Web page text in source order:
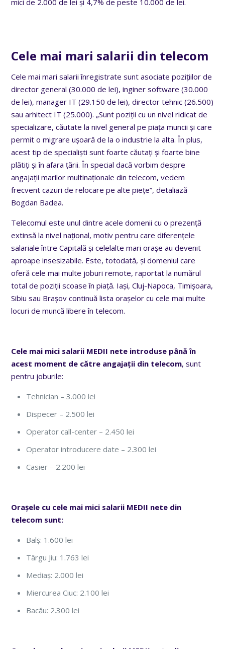
Cele mai mari salarii din telecom
Cele mai mari salarii înregistrate sunt asociate pozițiilor de
director general (30.000 de lei), inginer software (30.000
de lei), manager IT (29.150 de lei), director tehnic (26.500)
sau arhitect IT (25.000). „Sunt poziții cu un nivel ridicat de
specializare, căutate la nivel general pe piața muncii și care
permit o migrare ușoară de la o industrie la alta. În plus,
acest tip de specialiști sunt foarte căutați și foarte bine
plătiți și în afara țării. În special dacă vorbim despre
angajații marilor multinaționale din telecom, vedem
frecvent cazuri de relocare pe alte piețe”, detaliază
Bogdan Badea.
Telecomul este unul dintre acele domenii cu o prezență
extinsă la nivel național, motiv pentru care diferențele
salariale între Capitală și celelalte mari orașe au devenit
aproape insesizabile. Este, totodată, și domeniul care
oferă cele mai multe joburi remote, raportat la numărul
total de poziții scoase în piață. Iași, Cluj-Napoca, Timișoara,
Sibiu sau Brașov continuă lista orașelor cu cele mai multe
locuri de muncă libere în telecom.
Cele mai mici salarii MEDII nete introduse până în
acest moment de către angajații din telecom, sunt
pentru joburile:
Tehnician – 3.000 lei
Dispecer – 2.500 lei
Operator call-center – 2.450 lei
Operator introducere date – 2.300 lei
Casier – 2.200 lei
Orașele cu cele mai mici salarii MEDII nete din
telecom sunt:
Balș: 1.600 lei
Târgu Jiu: 1.763 lei
Mediaș: 2.000 lei
Miercurea Ciuc: 2.100 lei
Bacău: 2.300 lei